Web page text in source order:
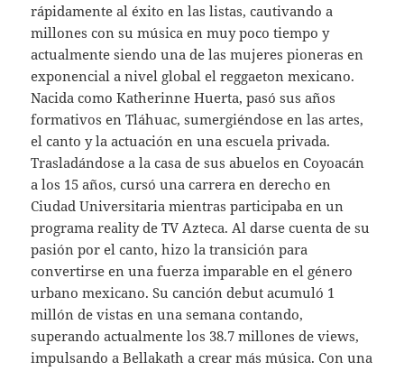
rápidamente al éxito en las listas, cautivando a
millones con su música en muy poco tiempo y
actualmente siendo una de las mujeres pioneras en
exponencial a nivel global el reggaeton mexicano.
Nacida como Katherinne Huerta, pasó sus años
formativos en Tláhuac, sumergiéndose en las artes,
el canto y la actuación en una escuela privada.
Trasladándose a la casa de sus abuelos en Coyoacán
a los 15 años, cursó una carrera en derecho en
Ciudad Universitaria mientras participaba en un
programa reality de TV Azteca. Al darse cuenta de su
pasión por el canto, hizo la transición para
convertirse en una fuerza imparable en el género
urbano mexicano. Su canción debut acumuló 1
millón de vistas en una semana contando,
superando actualmente los 38.7 millones de views,
impulsando a Bellakath a crear más música. Con una